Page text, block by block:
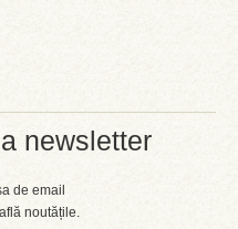
newsletter
de email
noutățile.